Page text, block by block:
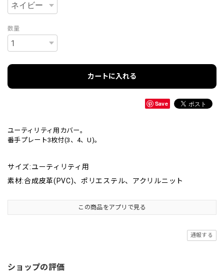
数量
カートに入れる
Save
ユーティリティ用カバー。
番手プレート3枚付(3、4、U)。
サイズ:ユーティリティ用
素材:合成皮革(PVC)、ポリエステル、アクリルニット
この商品をアプリで見る
通報する
ショップの評価